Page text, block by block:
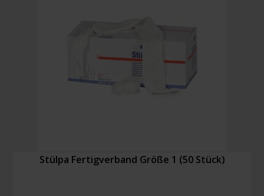
Stülpa Fertigverband Größe 1 (50 Stück)